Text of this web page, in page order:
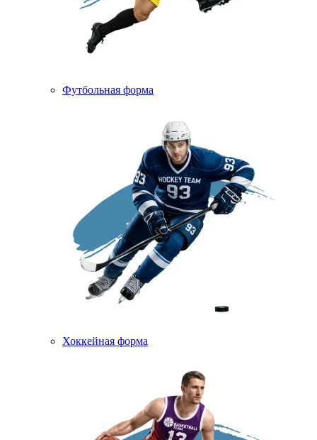
Футбольная форма
Хоккейная форма